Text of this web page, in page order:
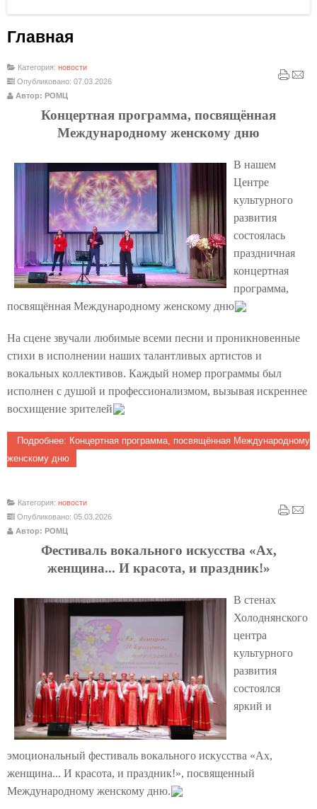
Главная
Категория: новости
Опубликовано: 07.03.2026
Автор: РОМЦ
Концертная программа, посвящённая
Международному женскому дню
В нашем
Центре
культурного
развития
состоялась
праздничная
концертная
программа,
посвящённая Международному женскому дню
На сцене звучали любимые всеми песни и проникновенные
стихи в исполнении наших талантливых артистов и
вокальных коллективов. Каждый номер программы был
исполнен с душой и профессионализмом, вызывая искреннее
восхищение зрителей
Подробнее: Концертная программа, посвящённая Международному
женскому дню
Категория: новости
Опубликовано: 05.03.2026
Автор: РОМЦ
Фестиваль вокального искусства «Ах,
женщина... И красота, и праздник!»
В стенах
Холоднянского
центра
культурного
развития
состоялся
яркий и
эмоциональный фестиваль вокального искусства «Ах,
женщина... И красота, и праздник!», посвященный
Международному женскому дню.